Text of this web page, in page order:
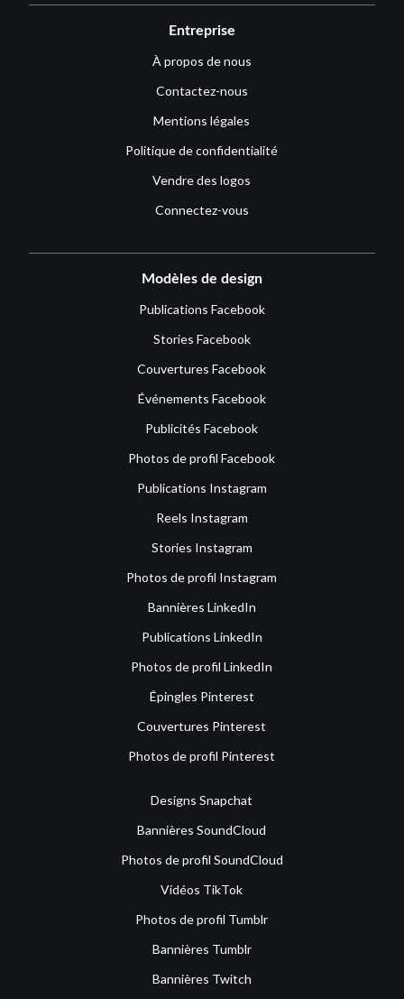
Entreprise
À propos de nous
Contactez-nous
Mentions légales
Politique de confidentialité
Vendre des logos
Connectez-vous
Modèles de design
Publications Facebook
Stories Facebook
Couvertures Facebook
Événements Facebook
Publicités Facebook
Photos de profil Facebook
Publications Instagram
Reels Instagram
Stories Instagram
Photos de profil Instagram
Bannières LinkedIn
Publications LinkedIn
Photos de profil LinkedIn
Épingles Pinterest
Couvertures Pinterest
Photos de profil Pinterest
Designs Snapchat
Bannières SoundCloud
Photos de profil SoundCloud
Vidéos TikTok
Photos de profil Tumblr
Bannières Tumblr
Bannières Twitch